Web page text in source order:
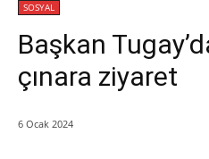
SOSYAL
Başkan
çınara ziyaret
6 Ocak 2024